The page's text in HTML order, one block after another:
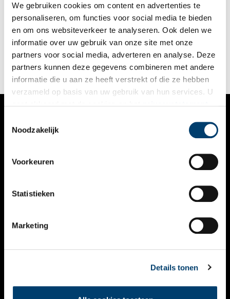
We gebruiken cookies om content en advertenties te
personaliseren, om functies voor social media te bieden
en om ons websiteverkeer te analyseren. Ook delen we
informatie over uw gebruik van onze site met onze
partners voor social media, adverteren en analyse. Deze
partners kunnen deze gegevens combineren met andere
informatie die u aan ze heeft verstrekt of die ze hebben
verzameld op basis van uw gebruik van hun services. U
Noodzakelijk
Voorkeuren
Statistieken
Marketing
Details tonen
internationaal ICOM-evenement
Dit jaar organiseert het Amsterdam Museum samen met
Imagine IC de internationale conferentie van stadsmusea en
eigentijds erfgoedpraktijk. Dit evenement wordt geïnitieerd
vanuit ICOM; de International Council of Museums. Elk jaar
krijgt een ander museum de eer om het evenement te mogen
hosten. Na onder andere Moskou (2015), Mexico City (2017),
Kyoto (2020), Recife (2022), Taipei (2023) en New York (2023)
is het nu de beurt aan Amsterdam.
8 min
VERHALEN
KALENDER
THEMA’S
VIDEO’S
CONTACT